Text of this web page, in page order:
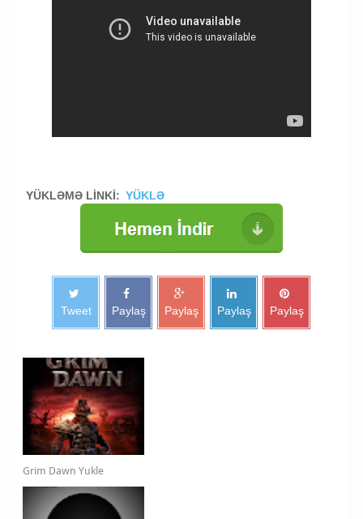
YÜKLƏMƏ LİNKİ: YÜKLƏ
Tweet Paylaş Paylaş Paylaş Paylaş
Grim Dawn Yukle